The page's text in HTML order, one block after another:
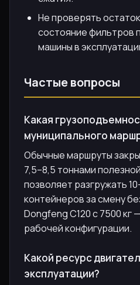
Не проверять
состояние фильтров
машины в
Частые вопросы
Какая
муниципального
Обычные маршруты
7,5–8,5 тоннами
позволяет разгружать
контейнеров за смену
Dongfeng C120 с 7500 кг
рабочей конфигурации.
Какой ресурс
эксплуатации?